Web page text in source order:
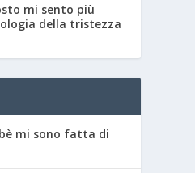
mi sento più
della tristezza
mi sono fatta di